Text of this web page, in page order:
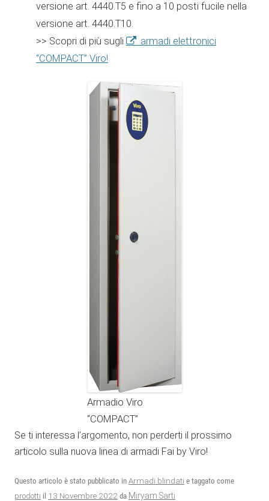
versione art. 4440.T5 e fino a 10 posti fucile nella
versione art. 4440.T10.
>> Scopri di più sugli
armadi elettronici
“COMPACT” Viro!
Armadio Viro
“COMPACT”
Se ti interessa l’argomento, non perderti il prossimo
articolo sulla nuova linea di armadi Fai by Viro!
Questo articolo è stato pubblicato in Armadi blindati e taggato come
prodotti il 13 Novembre 2022 da Miryam Sarti